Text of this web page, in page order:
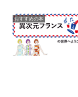
おすすめの本